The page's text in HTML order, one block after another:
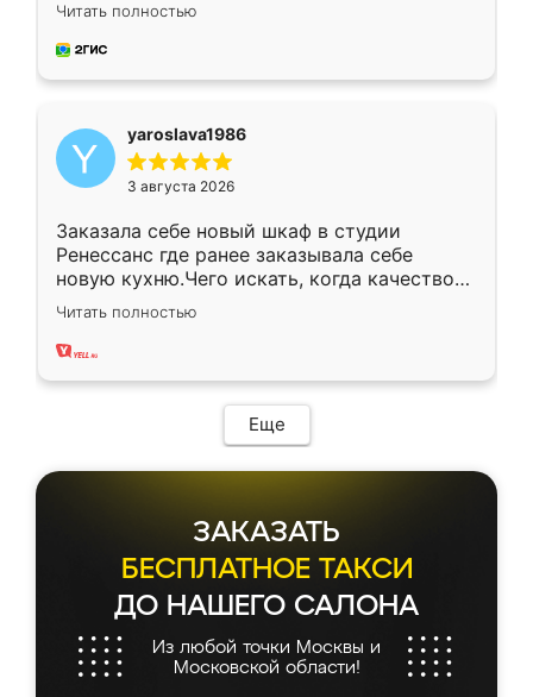
довольны работой. Спасибо Ренессанс
мебель за качественную работу!
Читать полностью
yaroslava1986
3 августа 2026
Заказала себе новый шкаф в студии
Ренессанс где ранее заказывала себе
новую кухню.Чего искать, когда качеством
вполне довольна. Служит кухня уже почти
два года, нареканий нет.
Читать полностью
Еще
ЗАКАЗАТЬ
БЕСПЛАТНОЕ ТАКСИ
ДО НАШЕГО САЛОНА
Из любой точки Москвы и
Московской области!